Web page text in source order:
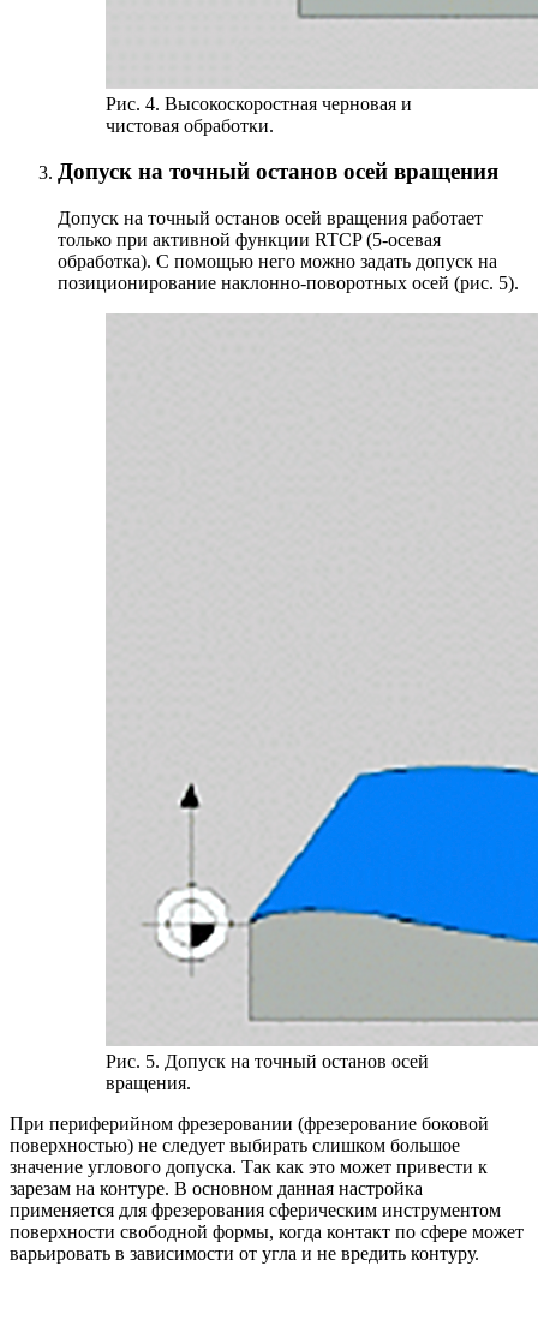
Рис. 4. Высокоскоростная черновая и
чистовая обработки.
Допуск на точный останов осей вращения
Допуск на точный останов осей вращения работает
только при активной функции RTCP (5-осевая
обработка). C помощью него можно задать допуск на
позиционирование наклонно-поворотных осей (рис. 5).
Рис. 5. Допуск на точный останов осей
вращения.
При периферийном фрезеровании (фрезерование боковой
поверхностью) не следует выбирать слишком большое
значение углового допуска. Так как это может привести к
зарезам на контуре. В основном данная настройка
применяется для фрезерования сферическим инструментом
поверхности свободной формы, когда контакт по сфере может
варьировать в зависимости от угла и не вредить контуру.